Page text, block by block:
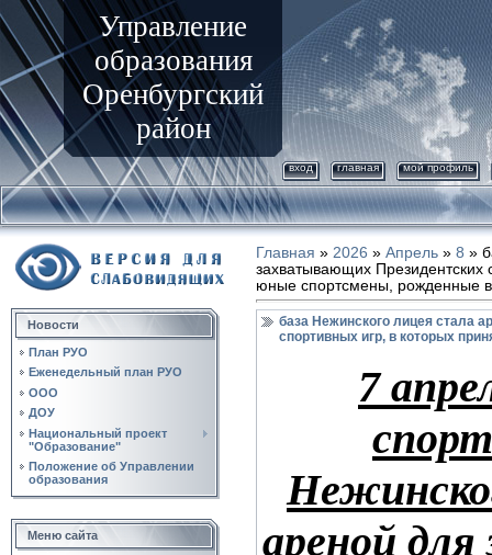
Управление
образования
Оренбургский
район
вход главная мой профиль
Новости
План РУО
Еженедельный план РУО
ООО
ДОУ
Национальный проект
"Образование"
Положение об Управлении
образования
Меню сайта
Главная » 2026 » Апрель » 8 »
захватывающих Президентских
юные спортсмены, рожденные
база Нежинского лицея стала
спортивных игр, в которых
7
ареной